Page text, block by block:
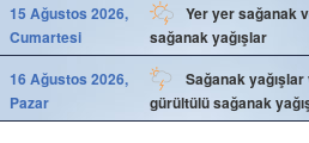
15 Ağustos 2026,
Cumartesi
Yer yer sağanak
sağanak yağışlar
16 Ağustos 2026,
Pazar
Sağanak
gürültülü sağanak